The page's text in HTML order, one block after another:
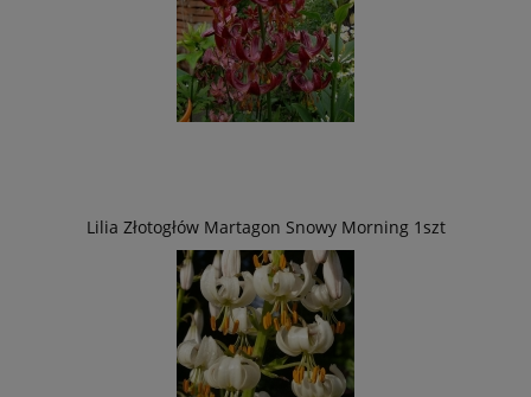
Lilia Złotogłów Martagon Snowy Morning 1szt